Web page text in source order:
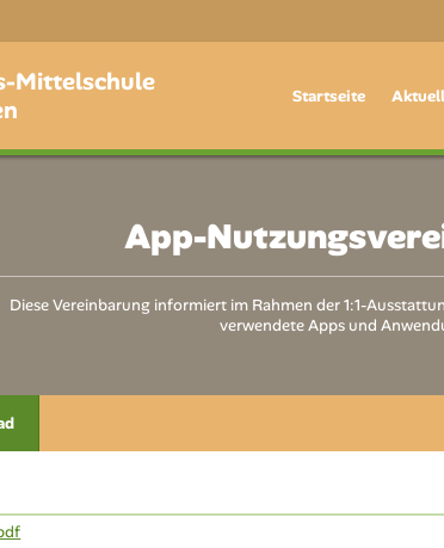
Mittelschule
Startseite
App-
Diese Vereinbarung informiert im Rahmen der 1:1-
verwendete Apps und